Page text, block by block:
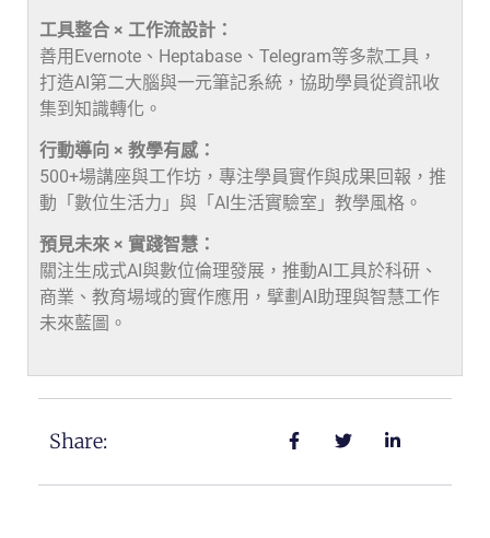
工具整合 × 工作流設計：
善用Evernote、Heptabase、Telegram等多款工具，
打造AI第二大腦與一元筆記系統，協助學員從資訊收
集到知識轉化。
行動導向 × 教學有感：
500+場講座與工作坊，專注學員實作與成果回報，推
動「數位生活力」與「AI生活實驗室」教學風格。
預見未來 × 實踐智慧：
關注生成式AI與數位倫理發展，推動AI工具於科研、
商業、教育場域的實作應用，擘劃AI助理與智慧工作
未來藍圖。
Share: